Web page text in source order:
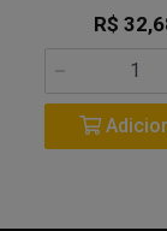
R$